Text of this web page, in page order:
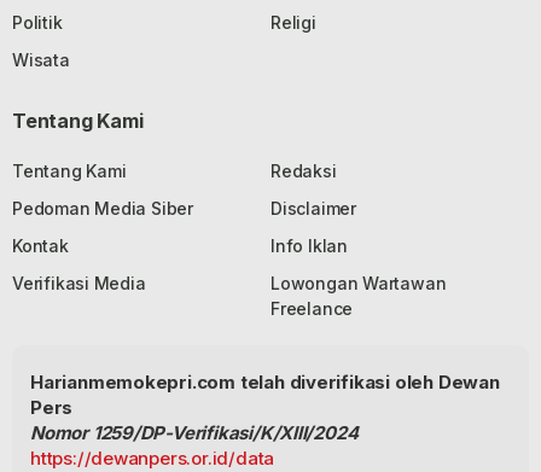
Politik
Religi
Wisata
Tentang Kami
Tentang Kami
Redaksi
Pedoman Media Siber
Disclaimer
Kontak
Info Iklan
Verifikasi Media
Lowongan Wartawan
Freelance
Harianmemokepri.com telah diverifikasi oleh Dewan
Pers
Nomor 1259/DP-Verifikasi/K/XIII/2024
https://dewanpers.or.id/data